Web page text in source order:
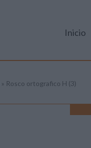
Inicio
» Rosco ortografico H (3)